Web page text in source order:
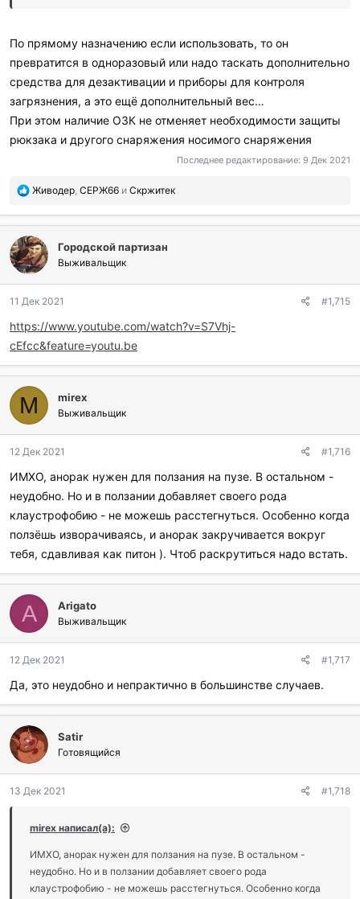
По прямому назначению если использовать, то он
превратится в одноразовый или надо таскать дополнительно
средства для дезактивации и приборы для контроля
загрязнения, а это ещё дополнительный вес…
При этом наличие ОЗК не отменяет необходимости защиты
рюкзака и другого снаряжения носимого снаряжения
Последнее редактирование: 9 Дек 2021
П
б
л
а
г
о
а
и
л
и
:
Живодер, СЕРЖ66 и Скржитек
Городской партизан
Выживальщик
11 Дек 2021 #1,715
https://www.youtube.com/watch?v=S7Vhj-
cEfcc&feature=youtu.be
M mirex
Выживальщик
12 Дек 2021 #1,716
ИМХО, анорак нужен для ползания на пузе. В остальном -
неудобно. Но и в ползании добавляет своего рода
клаустрофобию - не можешь расстегнуться. Особенно когда
ползёшь изворачиваясь, и анорак закручивается вокруг
тебя, сдавливая как питон ). Чтоб раскрутиться надо встать.
A Arigato
Выживальщик
12 Дек 2021 #1,717
Да, это неудобно и непрактично в большинстве случаев.
Satir
Готовящийся
13 Дек 2021 #1,718
mirex написал(а):
ИМХО, анорак нужен для ползания на пузе. В остальном -
неудобно. Но и в ползании добавляет своего рода
клаустрофобию - не можешь расстегнуться. Особенно когда